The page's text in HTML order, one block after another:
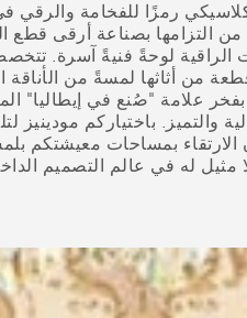
رمزًا للفخامة والرقي
التزامها بصناعة أرقى قطع
لوحةً فنيةً آسرة.
من أثاثها لمسةً من الأناقة
علامة "صُنع في إيطاليا"
والتميز. باختياركم مودينيز
الارتقاء بمساحات معيشتكم
مثيل له في عالم التصميم